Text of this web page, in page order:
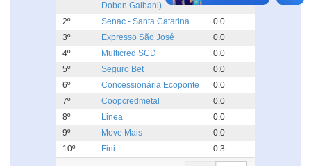
Dobon Galbani)
2º Senac - Santa Catarina
0.0
3º
Expresso São José
0.0
4º
Multicred SCD
0.0
5º
Seguro Bet
0.0
6º
Concessionária Ecoponte
0.0
7º
Coopcredmetal
0.0
8º
Linea
0.0
9º
Move Mais
0.0
10º
Fini 0.3